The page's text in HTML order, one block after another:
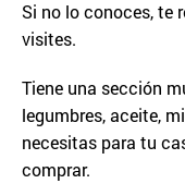
Si no lo conoces, te
visites.
Tiene una sección
legumbres, aceite,
necesitas para tu
comprar.